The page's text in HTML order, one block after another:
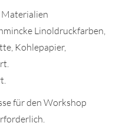
Materialien
Linoldruckfarben,
Kohlepapier,
für den Workshop